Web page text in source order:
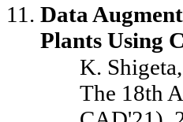
Data
Plants Using
K.
The 18th